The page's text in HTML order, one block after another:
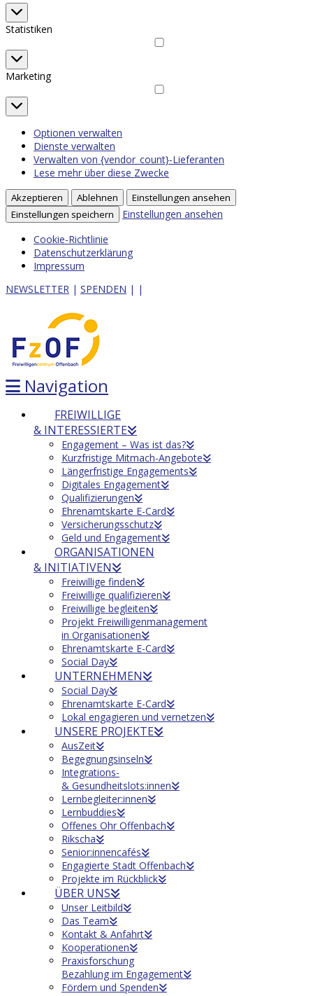
Vorlieben
Statistiken
Statistiken
Marketing
Marketing
Optionen verwalten
Dienste verwalten
Verwalten von {vendor_count}-Lieferanten
Lese mehr über diese Zwecke
Akzeptieren Ablehnen
Einstellungen ansehen
Einstellungen speichern
Einstellungen ansehen
Cookie-Richtlinie
Datenschutzerklärung
Impressum
NEWSLETTER | SPENDEN | |
Navigation
FREIWILLIGE
& INTERESSIERTE
Engagement – Was ist das?
Kurzfristige Mitmach-Angebote
Längerfristige Engagements
Digitales Engagement
Qualifizierungen
Ehrenamtskarte E-Card
Versicherungsschutz
Geld und Engagement
ORGANISATIONEN
& INITIATIVEN
Freiwillige finden
Freiwillige qualifizieren
Freiwillige begleiten
Projekt Freiwilligenmanagement
in Organisationen
Ehrenamtskarte E-Card
Social Day
UNTERNEHMEN
Social Day
Ehrenamtskarte E-Card
Lokal engagieren und vernetzen
UNSERE PROJEKTE
AusZeit
Begegnungsinseln
Integrations-
& Gesundheitslots:innen
Lernbegleiter:innen
Lernbuddies
Offenes Ohr Offenbach
Rikscha
Senior:innencafés
Engagierte Stadt Offenbach
Projekte im Rückblick
ÜBER UNS
Unser Leitbild
Das Team
Kontakt & Anfahrt
Kooperationen
Praxisforschung
Bezahlung im Engagement
Fördern und Spenden